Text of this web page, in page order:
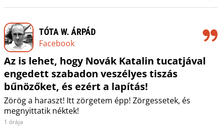
TÓTA W. ÁRPÁD
Facebook
Az is lehet, hogy Novák Katalin tucatjával
engedett szabadon veszélyes tiszás
bűnözőket, és ezért a lapítás!
Zörög a haraszt! Itt zörgetem épp! Zörgessetek, és
megnyittatik néktek!
1 órája